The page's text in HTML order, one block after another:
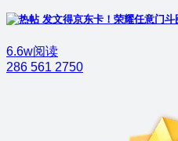
发文得京东卡！荣耀任意门斗
6.6w阅读
286 561 2750